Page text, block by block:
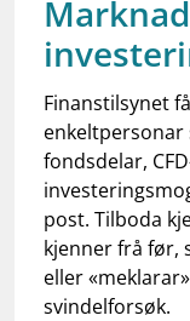
work_outlineJobb hos
dashboard
notifications_noneAbonner
Finanstilsynet
fondsdelar,
post. Tilboda
kjenner frå før,
eller
svindelforsøk.